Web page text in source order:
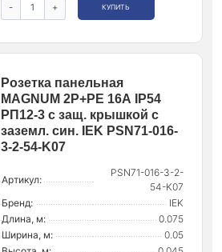
- + КУПИТЬ
Розетка панельная
MAGNUM 2P+PE 16А IP54
РП12-3 с защ. крышкой с
заземл. син. IEK PSN71-016-
3-2-54-K07
Артикул:
PSN71-016-3-2-
54-K07
Бренд:
IEK
Длина, м:
0.075
Ширина, м:
0.05